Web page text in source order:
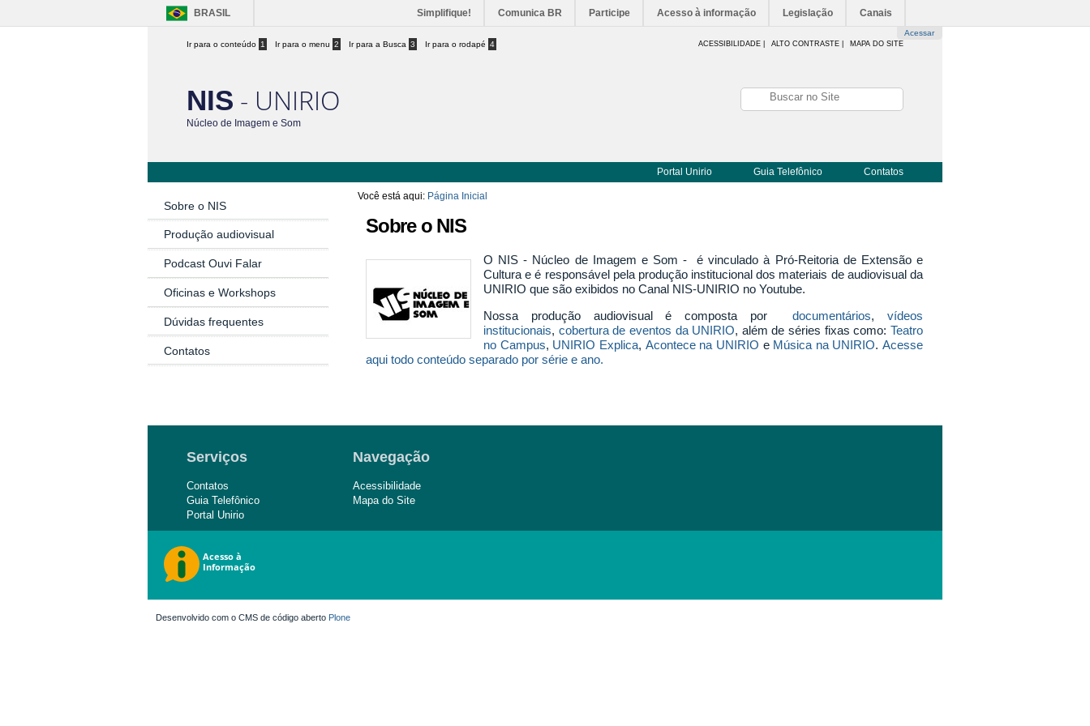
BRASIL Simplifique! Comunica BR Participe Acesso à informação Legislação Canais
Acessar
Ir para o conteúdo 1 Ir para o menu 2 Ir para a Busca 3 Ir para o rodapé 4 ACESSIBILIDADE ALTO CONTRASTE | MAPA DO SITE
NIS - UNIRIO
Núcleo de Imagem e Som
Portal Unirio Guia Telefônico Contatos
Você está aqui: Página Inicial
Sobre o NIS
O NIS - Núcleo de Imagem e Som - é vinculado à Pró-Reitoria de Extensão e
Cultura e é responsável pela produção institucional dos materiais de audiovisual da
UNIRIO que são exibidos noCanal NIS-UNIRIO no Youtube.
Nossa produção audiovisual é composta pordocumentários, vídeos
institucionais, cobertura de eventos da UNIRIO, além de séries fixas como: Teatro
no Campus, UNIRIO Explica, Acontece na UNIRIO e Música na UNIRIO.Acesse
aqui todo conteúdo separado por série e ano.
Sobre o NIS
Produção audiovisual
Podcast Ouvi Falar
Oficinas e Workshops
Dúvidas frequentes
Contatos
Serviços
Contatos
Guia Telefônico
Portal Unirio
Navegação
Acessibilidade
Mapa do Site
Desenvolvido com o CMS de código aberto Plone